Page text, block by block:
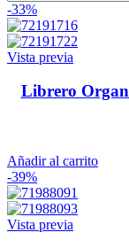
-33%
Vista previa
Librero
Añadir al carrito
-39%
Vista previa